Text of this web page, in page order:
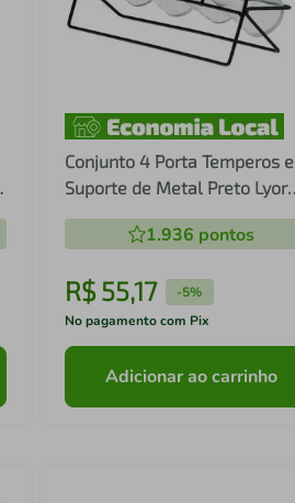
Conjunto 4 Porta Temperos e
Suporte de Metal Preto Lyor
Pote
1.936 pontos
R$ 55,17 -5%
No pagamento com Pix
Adicionar ao carrinho